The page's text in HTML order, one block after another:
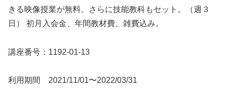
きる映像授業が無料。さらに技能教科もセット。（週３
日） 初月入会金、年間教材費、雑費込み。
講座番号：1192-01-13
利用期間 2021/11/01〜2022/03/31